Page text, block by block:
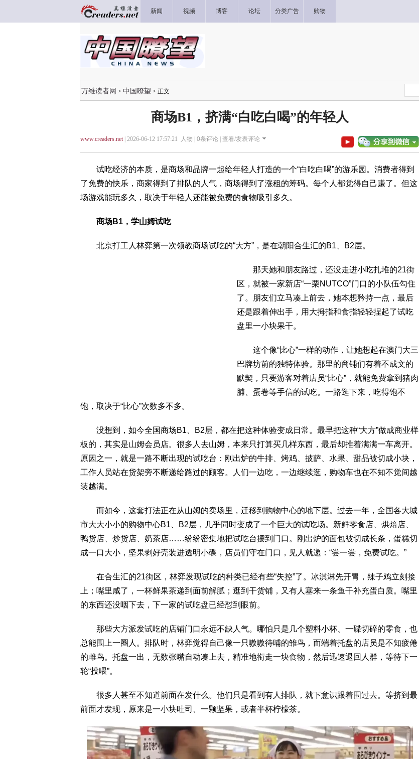
新闻 视频 博客 论坛 分类广告 购物
万维读者网 > 中国瞭望 > 正文
商场B1，挤满“白吃白喝”的年轻人
www.creaders.net| 2026-06-12 17:57:21 人物 | 0条评论 | 查看/发表评论
试吃经济的本质，是商场和品牌一起给年轻人打造的一个“白吃白喝”的游乐园。消费者得到
了免费的快乐，商家得到了排队的人气，商场得到了涨租的筹码。每个人都觉得自己赚了。但这
场游戏能玩多久，取决于年轻人还能被免费的食物吸引多久。
商场B1，学山姆试吃
北京打工人林弈第一次领教商场试吃的“大方”，是在朝阳合生汇的B1、B2层。
那天她和朋友路过，还没走进小吃扎堆的21街
区，就被一家新店“一栗NUTCO”门口的小队伍勾住
了。朋友们立马凑上前去，她本想矜持一点，最后
还是跟着伸出手，用大拇指和食指轻轻捏起了试吃
盘里一小块果干。
这个像“比心”一样的动作，让她想起在澳门大三
巴牌坊前的独特体验。那里的商铺们有着不成文的
默契，只要游客对着店员“比心”，就能免费拿到猪肉
脯、蛋卷等手信的试吃。一路逛下来，吃得饱不
饱，取决于“比心”次数多不多。
没想到，如今全国商场B1、B2层，都在把这种体验变成日常。最早把这种“大方”做成商业样
板的，其实是山姆会员店。很多人去山姆，本来只打算买几样东西，最后却推着满满一车离开。
原因之一，就是一路不断出现的试吃台：刚出炉的牛排、烤鸡、披萨、水果、甜品被切成小块，
工作人员站在货架旁不断递给路过的顾客。人们一边吃，一边继续逛，购物车也在不知不觉间越
装越满。
而如今，这套打法正在从山姆的卖场里，迁移到购物中心的地下层。过去一年，全国各大城
市大大小小的购物中心B1、B2层，几乎同时变成了一个巨大的试吃场。新鲜零食店、烘焙店、
鸭货店、炒货店、奶茶店……纷纷密集地把试吃台摆到门口。刚出炉的面包被切成长条，蛋糕切
成一口大小，坚果剥好壳装进透明小碟，店员们守在门口，见人就递：“尝一尝，免费试吃。”
在合生汇的21街区，林弈发现试吃的种类已经有些“失控”了。冰淇淋先开胃，辣子鸡立刻接
上；嘴里咸了，一杯鲜果茶递到面前解腻；逛到干货铺，又有人塞来一条鱼干补充蛋白质。嘴里
的东西还没咽下去，下一家的试吃盘已经怼到眼前。
那些大方派发试吃的店铺门口永远不缺人气。哪怕只是几个塑料小杯、一碟切碎的零食，也
总能围上一圈人。排队时，林弈觉得自己像一只嗷嗷待哺的雏鸟，而端着托盘的店员是不知疲倦
的雌鸟。托盘一出，无数张嘴自动凑上去，精准地衔走一块食物，然后迅速退回人群，等待下一
轮“投喂”。
很多人甚至不知道前面在发什么。他们只是看到有人排队，就下意识跟着围过去。等挤到最
前面才发现，原来是一小块吐司、一颗坚果，或者半杯柠檬茶。